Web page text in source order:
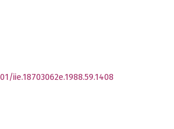
iie.18703062e.1988.59.1408